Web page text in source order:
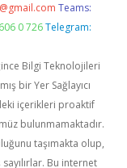
Teams:
0 726 Telegram:
Bilgi Teknolojileri
bir Yer Sağlayıcı
içerikleri proaktif
bulunmamaktadır.
taşımakta olup,
Bu internet